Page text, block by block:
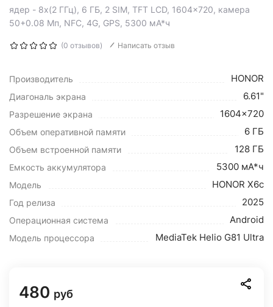
ядер - 8x(2 ГГц), 6 ГБ, 2 SIM, TFT LCD, 1604x720, камера
50+0.08 Мп, NFC, 4G, GPS, 5300 мА*ч
(0 отзывов) Написать отзыв
Производитель HONOR
Диагональ экрана 6.61"
Разрешение экрана 1604x720
Объем оперативной памяти 6 ГБ
Объем встроенной памяти 128 ГБ
Емкость аккумулятора 5300 мА*ч
Модель HONOR X6c
Год релиза 2025
Операционная система Android
Модель процессора MediaTek Helio G81 Ultra
480 руб